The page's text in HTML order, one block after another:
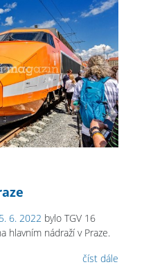
6. 2022 bylo TGV 16
hlavním nádraží v Praze.
číst dále